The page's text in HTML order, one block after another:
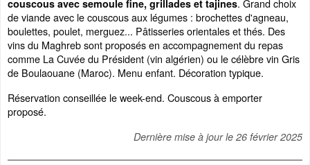
couscous avec semoule fine, grillades et tajines. Grand choix
de viande avec le couscous aux légumes : brochettes d'agneau,
boulettes, poulet, merguez... Pâtisseries orientales et thés. Des
vins du Maghreb sont proposés en accompagnement du repas
comme La Cuvée du Président (vin algérien) ou le célèbre vin Gris
de Boulaouane (Maroc). Menu enfant. Décoration typique.
Réservation conseillée le week-end. Couscous à emporter
proposé.
Dernière mise à jour le 26 février 2025